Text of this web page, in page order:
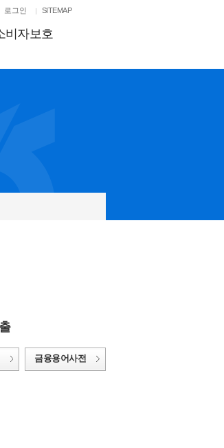
로그인 SITEMAP
비자보호
금융용어사전